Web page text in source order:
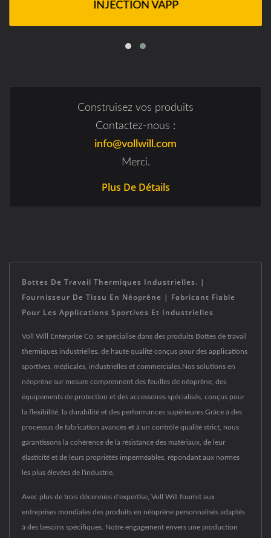
INJECTION VAPP
Construisez vos produits
Contactez-nous :
info@vollwill.com
Merci.
Plus De Détails
Bottes De Travail Thermiques Industrielles. |
Fournisseur De Tissu En Néoprène | Fabricant Fiable
Pour Les Applications Sportives Et Industrielles
Voll Will Enterprise Co. se spécialise dans des produits Bottes de travail
thermiques industrielles. de haute qualité conçus pour des applications
sportives, médicales, industrielles et commerciales.Nos solutions en
néoprène sur mesure comprennent des feuilles de néoprène, des
équipements de protection et des accessoires spécialisés, conçus pour
la flexibilité, la durabilité et des performances supérieures.Grâce à des
processus de fabrication avancés et à un contrôle qualité strict, nous
garantissons la cohérence de la résistance des matériaux, de leur
élasticité et de leurs propriétés imperméables, répondant aux normes
les plus élevées de l'industrie.
Avec plus de trois décennies d'expertise, Voll Will fournit aux
entreprises mondiales des produits en néoprène personnalisés adaptés
à des besoins spécifiques. Notre engagement envers une production